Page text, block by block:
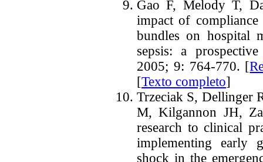
Gao F, Melody T,
impact of
bundles on hospital
sepsis: a
2005; 9: 764-770. [
[Texto completo]
Trzeciak S, Dellinger
M, Kilgannon JH,
research to clinical
implementing early
shock in the